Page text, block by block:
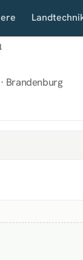
Brandenburg